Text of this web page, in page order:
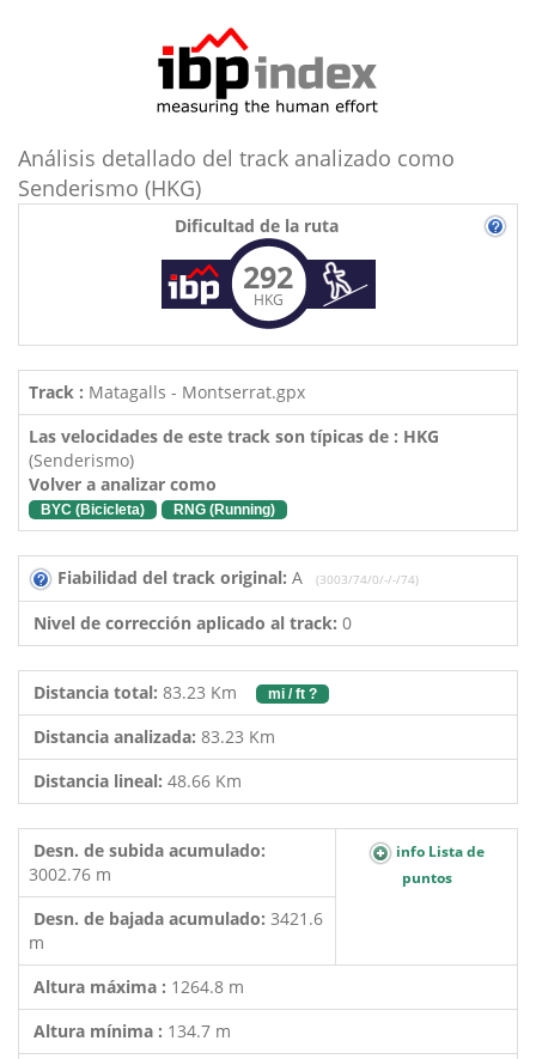
Análisis detallado del track analizado como
Senderismo (HKG)
Dificultad de la ruta
292
HKG
Track : Matagalls - Montserrat.gpx
Las velocidades de este track son típicas de : HKG
(Senderismo)
Volver a analizar como
BYC (Bicicleta) RNG (Running)
Fiabilidad del track original: A (3003/74/0/-/-/74)
Nivel de corrección aplicado al track: 0
Distancia total: 83.23 Km mi / ft ?
Distancia analizada: 83.23 Km
Distancia lineal: 48.66 Km
Desn. de subida acumulado:
3002.76 m
info Lista de
puntos
Desn. de bajada acumulado: 3421.6
m
Altura máxima : 1264.8 m
Altura mínima : 134.7 m